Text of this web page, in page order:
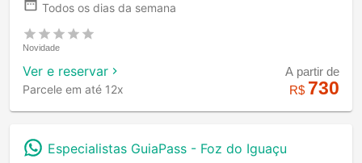
Todos os dias da semana
Novidade
Ver e reservar
Parcele em até 12x
A partir de
R$ 730
Especialistas GuiaPass - Foz do Iguaçu